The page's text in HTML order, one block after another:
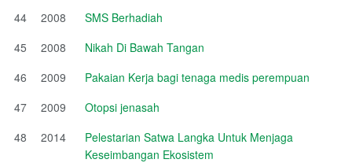
44
2008
SMS Berhadiah
45
2008
Nikah Di Bawah Tangan
46
2009
Pakaian Kerja bagi tenaga medis perempuan
47
2009
Otopsi jenasah
48
2014
Pelestarian Satwa Langka Untuk Menjaga
Keseimbangan Ekosistem